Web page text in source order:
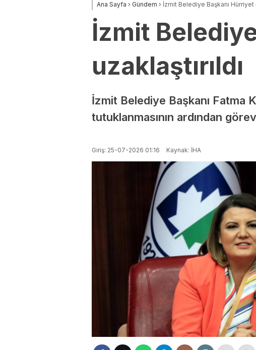
Ana Sayfa › Gündem › İzmit Belediye Başkanı Hürriyet
İzmit
uzaklaştırıldı
İzmit Belediye Başkanı Fatma
tutuklanmasının ardından
Giriş: 25-07-2026 01:16 Kaynak: İHA